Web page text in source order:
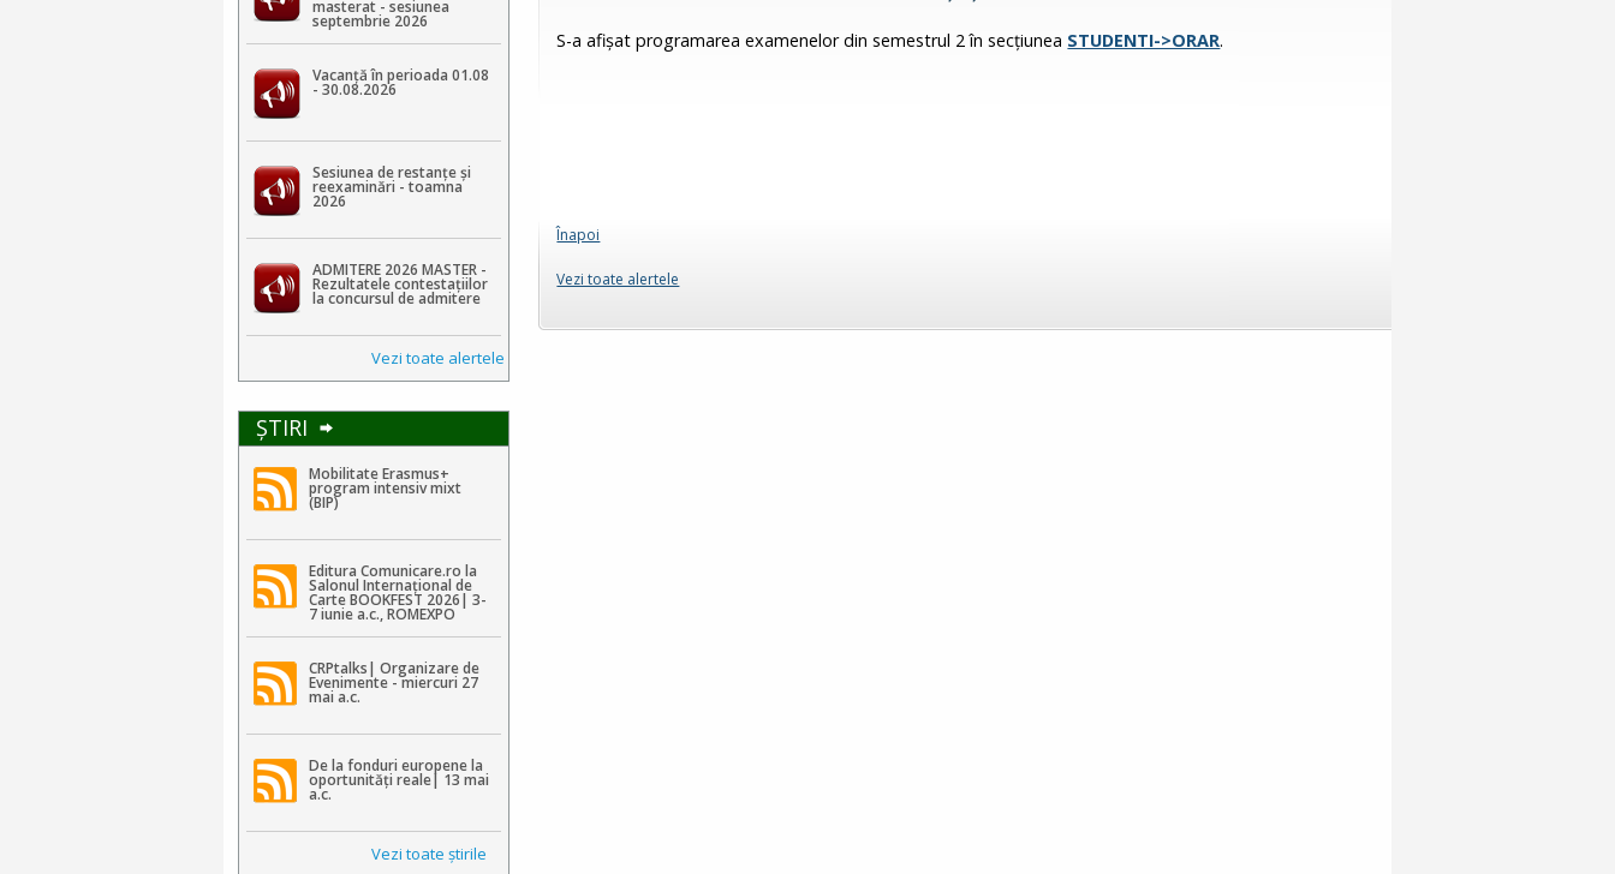
masterat - sesiunea
septembrie 2026
Vacanță în perioada 01.08
- 30.08.2026
Sesiunea de restanțe și
reexaminări - toamna
2026
ADMITERE 2026 MASTER -
Rezultatele contestaţiilor
la concursul de admitere
Vezi toate alertele
ŞTIRI
Mobilitate Erasmus+
program intensiv mixt
(BIP)
Editura Comunicare.ro la
Salonul Internațional de
Carte BOOKFEST 2026| 3-
7 iunie a.c., ROMEXPO
CRPtalks| Organizare de
Evenimente - miercuri 27
mai a.c.
De la fonduri europene la
oportunități reale| 13 mai
a.c.
Vezi toate ştirile
S-a afişat programarea examenelor din semestrul 2 în secţiunea STUDENTI->ORAR.
Înapoi
Vezi toate alertele